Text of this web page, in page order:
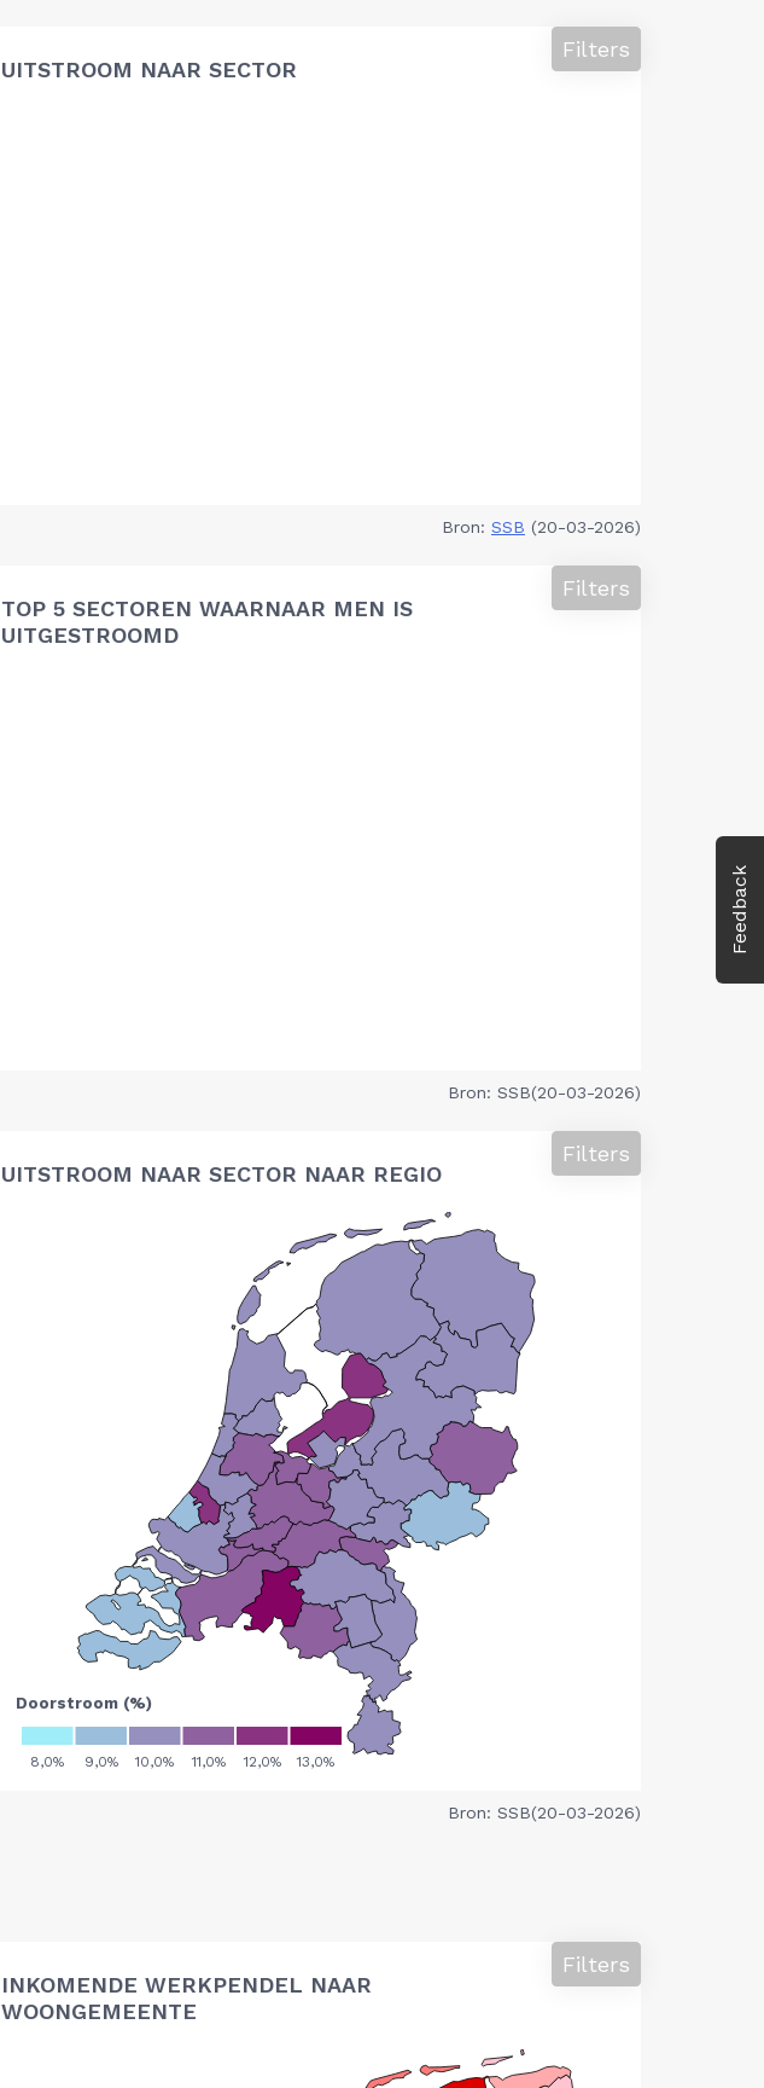
Feedback
UITSTROOM NAAR SECTOR
Filters
Bron: SSB (20-03-2026)
TOP 5 SECTOREN WAARNAAR MEN IS
UITGESTROOMD
Filters
Bron: SSB(20-03-2026)
UITSTROOM NAAR SECTOR NAAR REGIO
Filters
Bron: SSB(20-03-2026)
INKOMENDE WERKPENDEL NAAR
WOONGEMEENTE
Filters